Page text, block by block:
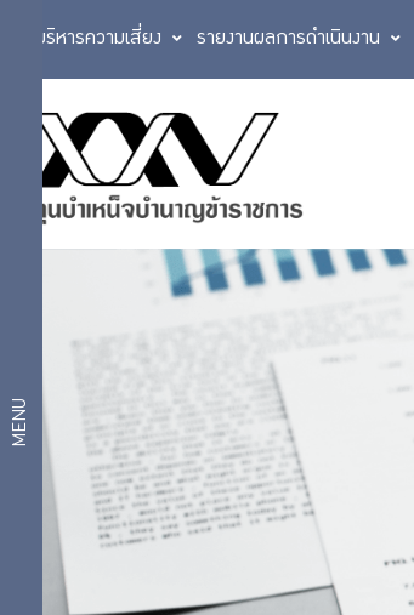
การบริหารความเสี่ยง รายงานผลการดำเนินงาน
MENU
เกี่ยว
กับ
องค์กร
สถิติ
ตราสัญลักษณ์
วิสัยทัศน์
แผนการบริหาร
แผนงาน
ตามแผน
ประมาณ
กฎหมายที่
นโยบายการ